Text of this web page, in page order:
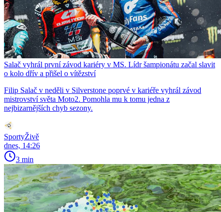
Salač vyhrál první závod kariéry v MS. Lídr šampionátu začal slavit
o kolo dřív a přišel o vítězství
Filip Salač v neděli v Silverstone poprvé v kariéře vyhrál závod
mistrovství světa Moto2. Pomohla mu k tomu jedna z
nejbizarnějších chyb sezony.
SportyŽivě
dnes, 14:26
3 min